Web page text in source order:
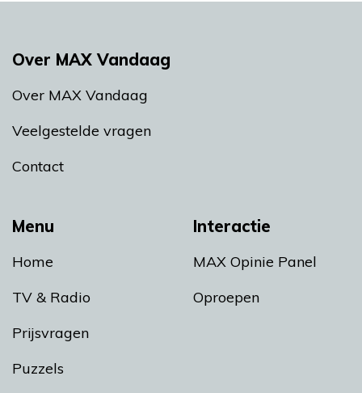
Menu
Home
TV & Radio
Prijsvragen
Puzzels
Interactie
MAX Opinie Panel
Oproepen
Over MAX Vandaag
Over MAX Vandaag
Veelgestelde vragen
Contact